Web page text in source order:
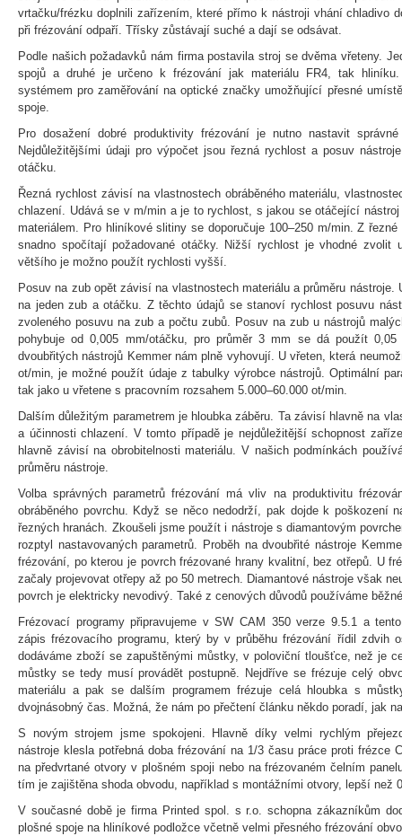
vrtačku/frézku doplnili zařízením, které přímo k nástroji vhání chladivo
při frézování odpaří. Třísky zůstávají suché a dají se odsávat.
Podle našich požadavků nám firma postavila stroj se dvěma vřeteny.
spojů a druhé je určeno k frézování jak materiálu FR4, tak
systémem pro zaměřování na optické značky umožňující přesné
spoje.
Pro dosažení dobré produktivity frézování je nutno nastavit
Nejdůležitějšími údaji pro výpočet jsou řezná rychlost a posuv
otáčku.
Řezná rychlost závisí na vlastnostech obráběného materiálu,
chlazení. Udává se v m/min a je to rychlost, s jakou se otáčející
materiálem. Pro hliníkové slitiny se doporučuje 100–250 m/min. Z
snadno spočítají požadované otáčky. Nižší rychlost je vhodné zvolit
většího je možno použít rychlosti vyšší.
Posuv na zub opět závisí na vlastnostech materiálu a průměru nástroje.
na jeden zub a otáčku. Z těchto údajů se stanoví rychlost posuvu
zvoleného posuvu na zub a počtu zubů. Posuv na zub u nástrojů
pohybuje od 0,005 mm/otáčku, pro průměr 3 mm se dá použít 0,05
dvoubřitých nástrojů Kemmer nám plně vyhovují. U vřeten, která
ot/min, je možné použít údaje z tabulky výrobce nástrojů. Optimální
tak jako u vřetene s pracovním rozsahem 5.000–60.000 ot/min.
Dalším důležitým parametrem je hloubka záběru. Ta závisí hlavně na
a účinnosti chlazení. V tomto případě je nejdůležitější schopnost
hlavně závisí na obrobitelnosti materiálu. V našich podmínkách
průměru nástroje.
Volba správných parametrů frézování má vliv na produktivitu
obráběného povrchu. Když se něco nedodrží, pak dojde k poškození
řezných hranách. Zkoušeli jsme použít i nástroje s diamantovým
rozptyl nastavovaných parametrů. Proběh na dvoubřité nástroje
frézování, po kterou je povrch frézované hrany kvalitní, bez otřepů. U
začaly projevovat otřepy až po 50 metrech. Diamantové nástroje však
povrch je elektricky nevodivý. Také z cenových důvodů používáme
Frézovací programy připravujeme v SW CAM 350 verze 9.5.1 a
zápis frézovacího programu, který by v průběhu frézování řídil zdvih
dodáváme zboží se zapuštěnými můstky, v poloviční tloušťce, než je
můstky se tedy musí provádět postupně. Nejdříve se frézuje celý
materiálu a pak se dalším programem frézuje celá hloubka s
dvojnásobný čas. Možná, že nám po přečtení článku někdo poradí, jak
S novým strojem jsme spokojeni. Hlavně díky velmi rychlým
nástroje klesla potřebná doba frézování na 1/3 času práce proti frézce
na předvrtané otvory v plošném spoji nebo na frézovaném čelním
tím je zajištěna shoda obvodu, například s montážními otvory, lepší než
V současné době je firma Printed spol. s r.o. schopna zákazníkům
plošné spoje na hliníkové podložce včetně velmi přesného frézování